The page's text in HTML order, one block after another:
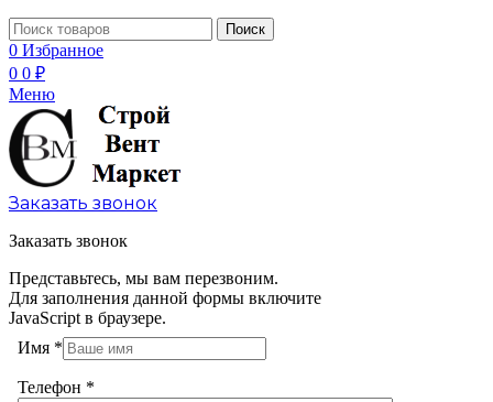
Поиск
0 Избранное
0 0 ₽
Меню
Заказать звонок
Заказать звонок
Представьтесь, мы вам перезвоним.
Для заполнения данной формы включите
JavaScript в браузере.
Имя *
Телефон *